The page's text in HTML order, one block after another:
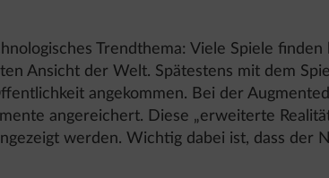
Trendthema: Viele Spiele
Ansicht der Welt. Spätestens mit dem
angekommen. Bei der
angereichert. Diese „erweiterte
werden. Wichtig dabei ist, dass der